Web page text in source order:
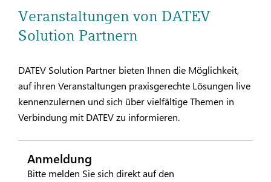
Veranstaltungen von DATEV
Solution Partnern
DATEV Solution Partner bieten Ihnen die Möglichkeit,
auf ihren Veranstaltungen praxisgerechte Lösungen live
kennenzulernen und sich über vielfältige Themen in
Verbindung mit DATEV zu informieren.
Anmeldung
Bitte melden Sie sich direkt auf den